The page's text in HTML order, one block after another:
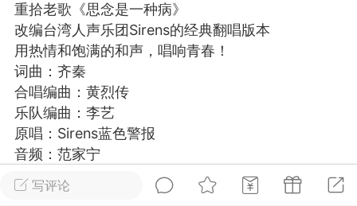
任务 排行 历史
网络
VIP 7
29 21:24
电脑端 Surface Laptop Go 2
Laptop Go 2镜像
网盘下载
Laptop Go 2 i5/8/128 – Windows
写评论
重拾老歌《思念是一种病》
改编台湾人声乐团Sirens的经典翻唱版本
用热情和饱满的和声，唱响青春！
词曲：齐秦
合唱编曲：黄烈传
乐队编曲：李艺
原唱：Sirens蓝色警报
音频：范家宁
视频：骏腾
出品：吉岛音乐